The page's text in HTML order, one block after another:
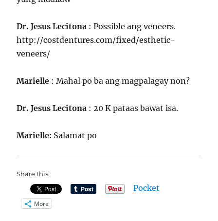
Dr. Jesus Lecitona : Possible ang veneers.
http://costdentures.com/fixed/esthetic-
veneers/
Marielle : Mahal po ba ang magpalagay non?
Dr. Jesus Lecitona : 20 K pataas bawat isa.
Marielle: Salamat po
Share this:
Pocket
More